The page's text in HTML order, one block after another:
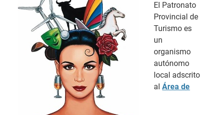
El Patronato
Provincial de
Turismo es
un
organismo
autónomo
local adscrito
alÁrea de